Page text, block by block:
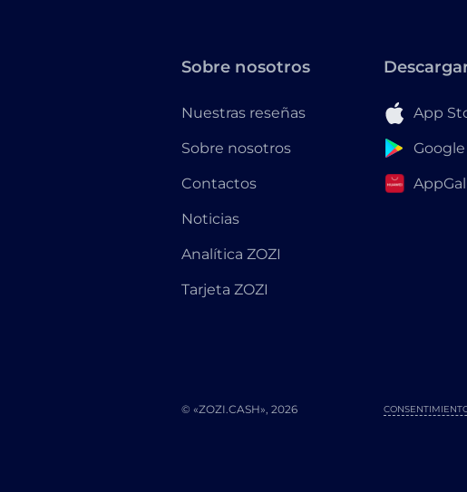
Sobre nosotros
Nuestras reseñas
Sobre nosotros
Contactos
Noticias
Analítica ZOZI
Tarjeta ZOZI
App
© «ZOZI.CASH», 2026